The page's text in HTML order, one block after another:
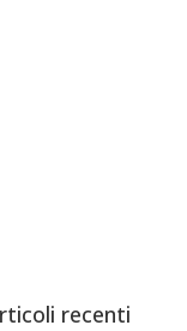
recenti